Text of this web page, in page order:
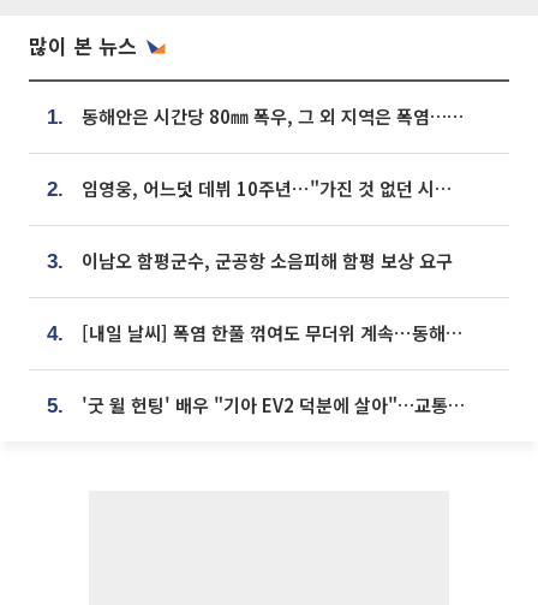
많이 본 뉴스
1. 동해안은 시간당 80㎜ 폭우, 그 외 지역은 폭염…‘극과 극 날씨’
2. 임영웅, 어느덧 데뷔 10주년⋯"가진 것 없던 시절, 내 앞엔 20명의 팬뿐"
3. 이남오 함평군수, 군공항 소음피해 함평 보상 요구
4. [내일 날씨] 폭염 한풀 꺾여도 무더위 계속⋯동해안 이틀 연속 비
5. '굿 윌 헌팅' 배우 "기아 EV2 덕분에 살아"…교통사고 후 안전성 극찬